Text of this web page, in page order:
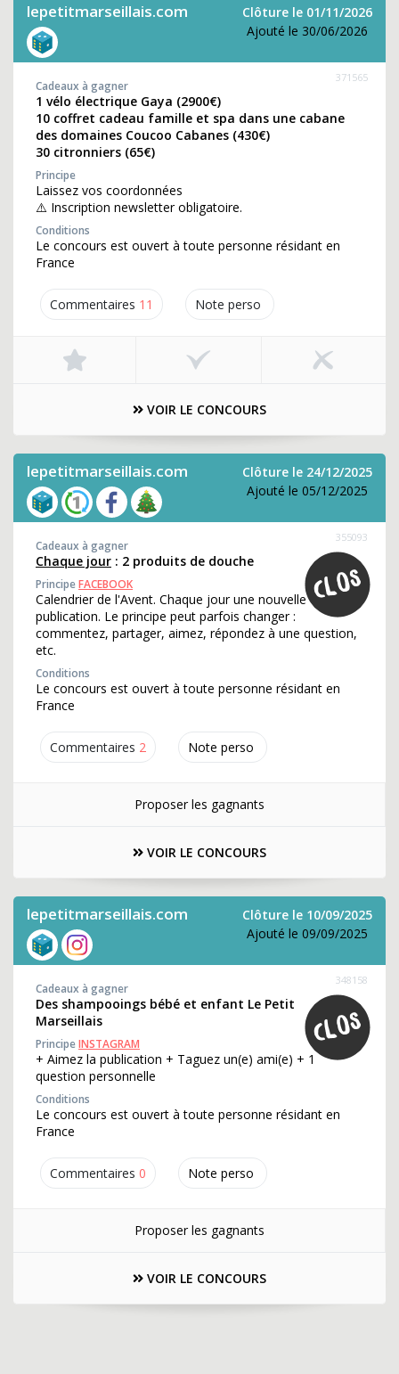
lepetitmarseillais.com
Clôture le 01/11/2026
Ajouté le 30/06/2026
Commentaires 11 Note perso
371565
Cadeaux à gagner
1 vélo électrique Gaya (2900€)
10 coffret cadeau famille et spa dans une cabane
des domaines Coucoo Cabanes (430€)
30 citronniers (65€)
Principe
Laissez vos coordonnées
⚠️ Inscription newsletter obligatoire.
Conditions
Le concours est ouvert à toute personne résidant en
France
VOIR LE CONCOURS
lepetitmarseillais.com
Clôture le 24/12/2025
Ajouté le 05/12/2025
Commentaires 2 Note perso
355093
Cadeaux à gagner
Chaque jour : 2 produits de douche
PrincipeFACEBOOK
Calendrier de l'Avent. Chaque jour une nouvelle
publication. Le principe peut parfois changer :
commentez, partager, aimez, répondez à une question,
etc.
Conditions
Le concours est ouvert à toute personne résidant en
France
Proposer les gagnants
VOIR LE CONCOURS
lepetitmarseillais.com
Clôture le 10/09/2025
Ajouté le 09/09/2025
Commentaires 0 Note perso
348158
Cadeaux à gagner
Des shampooings bébé et enfant Le Petit
Marseillais
PrincipeINSTAGRAM
+ Aimez la publication + Taguez un(e) ami(e) + 1
question personnelle
Conditions
Le concours est ouvert à toute personne résidant en
France
Proposer les gagnants
VOIR LE CONCOURS